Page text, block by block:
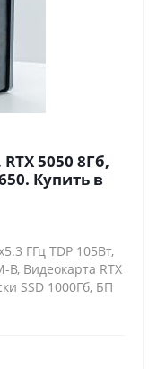
5050 8Гб,
ГГц TDP 105Вт,
B, Видеокарта RTX
SSD 1000Гб, БП